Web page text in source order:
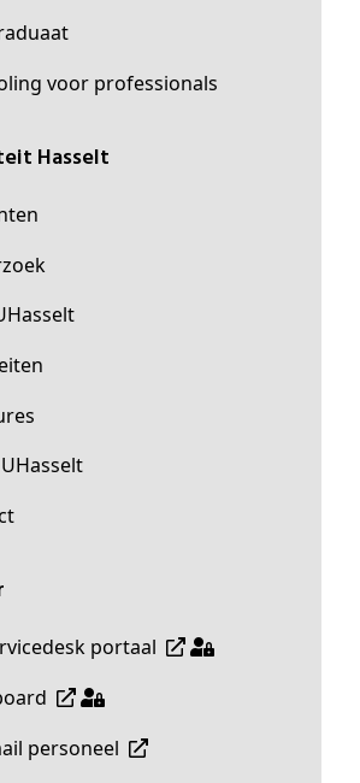
voor professionals
Hasselt
UHasselt
portaal
personeel